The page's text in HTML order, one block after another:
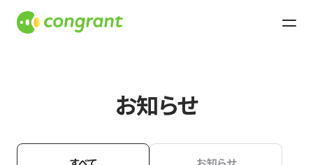
お知らせ